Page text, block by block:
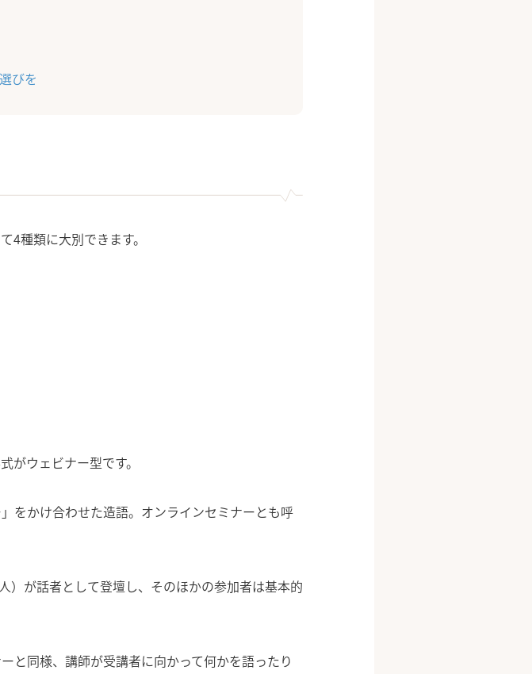
びを
4種類に大別できます。
がウェビナー型です。
をかけ合わせた造語。オンラインセミナーとも呼
）が話者として登壇し、そのほかの参加者は基本的
と同様、講師が受講者に向かって何かを語ったり